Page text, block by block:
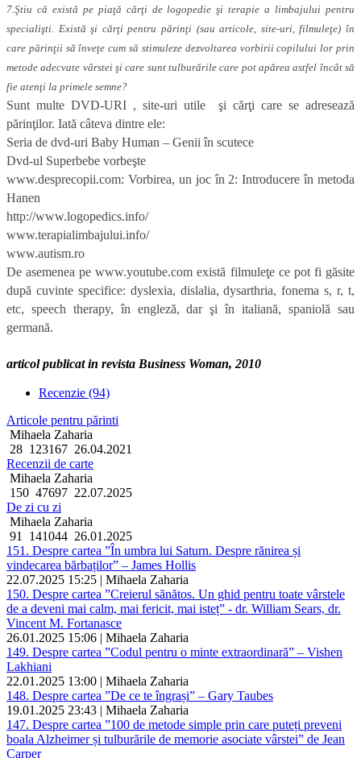
7.Ştiu că există pe piaţă cărţi de logopedie şi terapie a limbajului pentru
specialişti. Există şi cărţi pentru părinţi (sau articole, site-uri, filmuleţe) în
care părinţii să înveţe cum să stimuleze dezvoltarea vorbirii copilului lor prin
metode adecvate vârstei şi care sunt tulburările care pot apărea astfel încât să
fie atenţi la primele semne?
Sunt multe DVD-URI , site-uri utile şi cărţi care se adresează
părinţilor. Iată câteva dintre ele:
Seria de dvd-uri Baby Human – Genii în scutece
Dvd-ul Superbebe vorbeşte
www.desprecopii.com: Vorbirea, un joc în 2: Introducere în metoda
Hanen
http://www.logopedics.info/
www.terapialimbajului.info/
www.autism.ro
De asemenea pe www.youtube.com există filmuleţe ce pot fi găsite
după cuvinte specifice: dyslexia, dislalia, dysarthria, fonema s, r, t,
etc, speech therapy, în engleză, dar şi în italiană, spaniolă sau
germană.
articol publicat in revista Business Woman, 2010
Recenzie (94)
Articole pentru părinti
Mihaela Zaharia
28 123167 26.04.2021
Recenzii de carte
Mihaela Zaharia
150 47697 22.07.2025
De zi cu zi
Mihaela Zaharia
91
141044 26.01.2025
151. Despre cartea ”În umbra lui Saturn. Despre rănirea și
vindecarea bărbaților” – James Hollis
22.07.2025 15:25 | Mihaela Zaharia
150. Despre cartea ”Creierul sănătos. Un ghid pentru toate vârstele
de a deveni mai calm, mai fericit, mai isteț” - dr. William Sears, dr.
Vincent M. Fortanasce
26.01.2025 15:06 | Mihaela Zaharia
149. Despre cartea ”Codul pentru o minte extraordinară” – Vishen
Lakhiani
22.01.2025 13:00 | Mihaela Zaharia
148. Despre cartea ”De ce te îngrași” – Gary Taubes
19.01.2025 23:43 | Mihaela Zaharia
147. Despre cartea ”100 de metode simple prin care puteți preveni
boala Alzheimer și tulburările de memorie asociate vârstei” de Jean
Carper